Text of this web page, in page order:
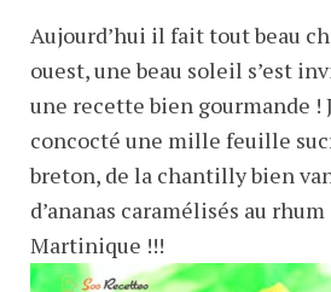
Aujourd’hui il fait tout beau
ouest, une beau soleil s’est
une recette bien gourmande !
concocté une mille feuille
breton, de la chantilly bien
d’ananas caramélisés au
Martinique !!!